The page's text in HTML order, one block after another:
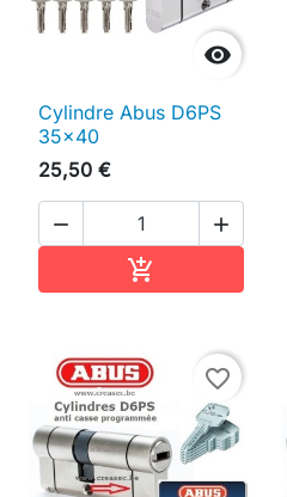

Cylindre Abus D6PS
35x40
25,50 €
 

favorite_border